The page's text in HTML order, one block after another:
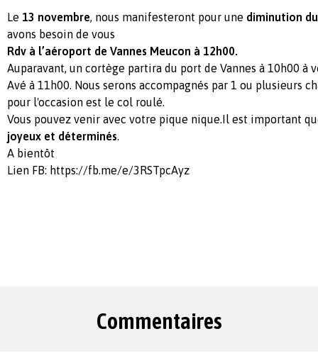
Le 13 novembre, nous manifesteront pour une diminution
avons besoin de vous
Rdv à l’aéroport de Vannes Meucon à 12h00.
Auparavant, un cortège partira du port de Vannes à 10h00 à
Avé à 11h00. Nous serons accompagnés par 1 ou plusieurs
pour l'occasion est le col roulé.
Vous pouvez venir avec votre pique nique.Il est important
joyeux et déterminés.
A bientôt
Lien FB: https://fb.me/e/3RSTpcAyz
Commentaires